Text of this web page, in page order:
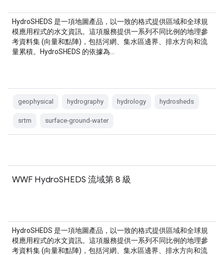
HydroSHEDS 是一項地圖產品，以一致的格式提供區域和全球規
模應用程式的水文資訊。這項服務提供一系列不同比例的地理參
考資料集 (向量和點陣)，包括河網、集水區邊界、排水方向和流
量累積。HydroSHEDS 的依據為…
geophysical hydrography hydrology hydrosheds
srtm surface-ground-water
WWF HydroSHEDS 流域第 8 級
HydroSHEDS 是一項地圖產品，以一致的格式提供區域和全球規
模應用程式的水文資訊。這項服務提供一系列不同比例的地理參
考資料集 (向量和點陣)，包括河網、集水區邊界、排水方向和流